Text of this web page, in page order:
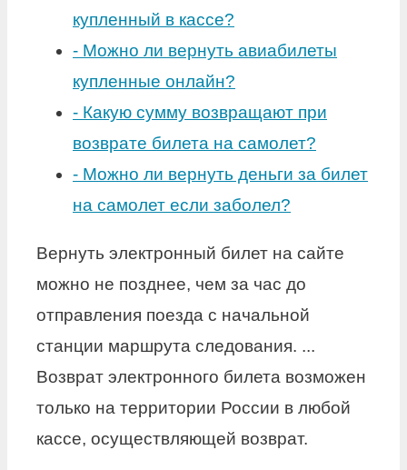
купленный в кассе?
- Можно ли вернуть авиабилеты
купленные онлайн?
- Какую сумму возвращают при
возврате билета на самолет?
- Можно ли вернуть деньги за билет
на самолет если заболел?
Вернуть электронный билет на сайте
можно не позднее, чем за час до
отправления поезда c начальной
станции маршрута следования. ...
Возврат электронного билета возможен
только на территории России в любой
кассе, осуществляющей возврат.